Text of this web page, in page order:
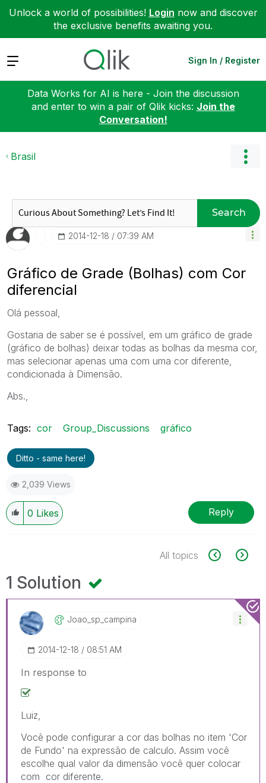
Unlock a world of possibilities! Login now and discover
the exclusive benefits awaiting you.
Expand Sign In / Register
Data Works for AI is here - Join the discussion
and enter to win a pair of Qlik kicks: Join the
Conversation!
Brasil
Search
‎2014-12-18 07:39 AM
Gráfico de Grade (Bolhas) com Cor
diferencial
Olá pessoal,
Gostaria de saber se é possível, em um gráfico de grade
(gráfico de bolhas) deixar todas as bolhas da mesma cor,
mas selecionar apenas uma com uma cor diferente,
condicionada à Dimensão.
Abs.,
Tags: cor Group_Discussions gráfico
Ditto - same here!
2,039 Views
0 Likes Reply
All topics
1 Solution
Joao_sp_campina
‎2014-12-18 08:51 AM
In response to
Luiz,
Você pode configurar a cor das bolhas no item 'Cor
de Fundo' na expressão de calculo. Assim você
escolhe qual valor da dimensão você quer colocar
com cor diferente.